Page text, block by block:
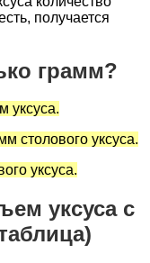
получается
грамм?
уксуса.
столового уксуса.
уксуса.
уксуса с